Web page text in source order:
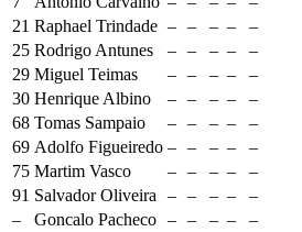
21 Raphael Trindade – – – –
–
25 Rodrigo Antunes – – – –
–
29 Miguel Teimas – – – –
–
30 Henrique Albino – – – –
–
68 Tomas Sampaio – – – –
–
69 Adolfo Figueiredo – – – –
–
75 Martim Vasco – – – –
–
91 Salvador Oliveira – – – –
–
–
Goncalo Pacheco – – – –
–